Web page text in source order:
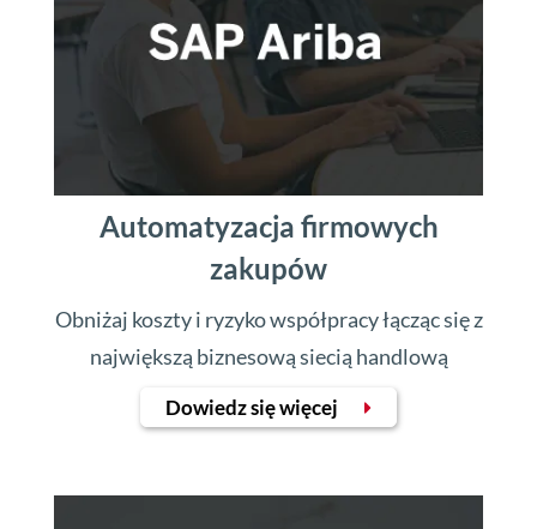
Automatyzacja firmowych
zakupów
Obniżaj koszty i ryzyko współpracy łącząc się z
największą biznesową siecią handlową
Dowiedz się więcej